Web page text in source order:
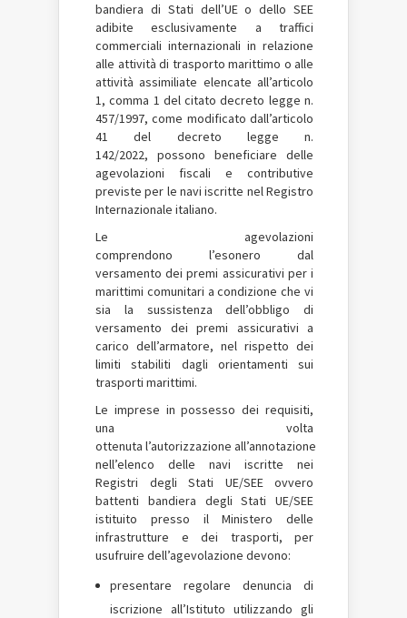
bandiera di Stati dell’UE o dello SEE
adibite esclusivamente a traffici
commerciali internazionali in relazione
alle attività di trasporto marittimo o alle
attività assimiliate elencate all’articolo
1, comma 1 del citato decreto legge n.
457/1997, come modificato dall’articolo
41 del decreto legge n.
142/2022, possono beneficiare delle
agevolazioni fiscali e contributive
previste per le navi iscritte nel Registro
Internazionale italiano.
Le agevolazioni
comprendono l’esonero dal
versamento dei premi assicurativi per i
marittimi comunitari a condizione che vi
sia la sussistenza dell’obbligo di
versamento dei premi assicurativi a
carico dell’armatore, nel rispetto dei
limiti stabiliti dagli orientamenti sui
trasporti marittimi.
Le imprese in possesso dei requisiti,
una volta
ottenuta l’autorizzazione all’annotazione
nell’elenco delle navi iscritte nei
Registri degli Stati UE/SEE ovvero
battenti bandiera degli Stati UE/SEE
istituito presso il Ministero delle
infrastrutture e dei trasporti, per
usufruire dell’agevolazione devono:
presentare regolare denuncia di
iscrizione all’Istituto utilizzando gli